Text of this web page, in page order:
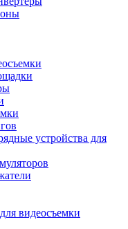
устройства для
видеосъемки